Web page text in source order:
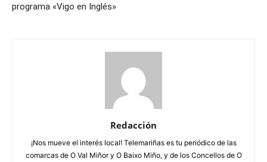
programa «Vigo en Inglés»
Redacción
¡Nos mueve el interés local! Telemariñas es tu periódico de las
comarcas de O Val Miñor y O Baixo Miño, y de los Concellos de O